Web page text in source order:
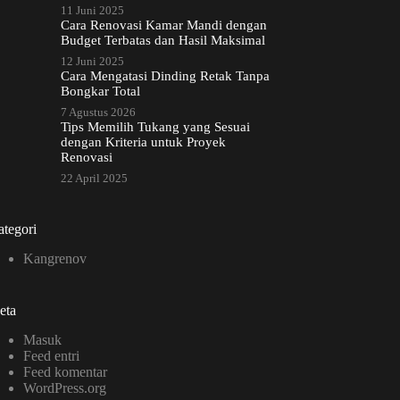
11 Juni 2025
Cara Renovasi Kamar Mandi dengan
Budget Terbatas dan Hasil Maksimal
12 Juni 2025
Cara Mengatasi Dinding Retak Tanpa
Bongkar Total
7 Agustus 2026
Tips Memilih Tukang yang Sesuai
dengan Kriteria untuk Proyek
Renovasi
22 April 2025
Kangrenov
Masuk
Feed entri
Feed komentar
WordPress.org